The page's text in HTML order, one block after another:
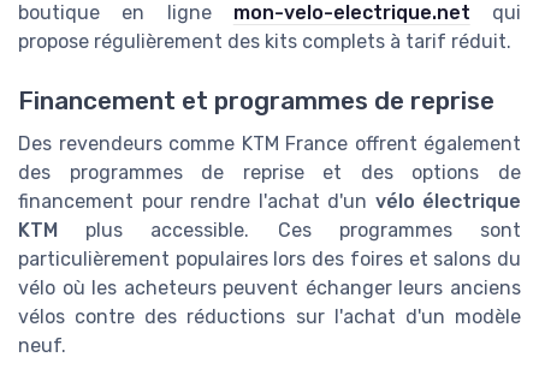
boutique en ligne mon-velo-electrique.net qui
propose régulièrement des kits complets à tarif réduit.
Financement et programmes de reprise
Des revendeurs comme KTM France offrent également
des programmes de reprise et des options de
financement pour rendre l'achat d'un vélo électrique
KTM plus accessible. Ces programmes sont
particulièrement populaires lors des foires et salons du
vélo où les acheteurs peuvent échanger leurs anciens
vélos contre des réductions sur l'achat d'un modèle
neuf.